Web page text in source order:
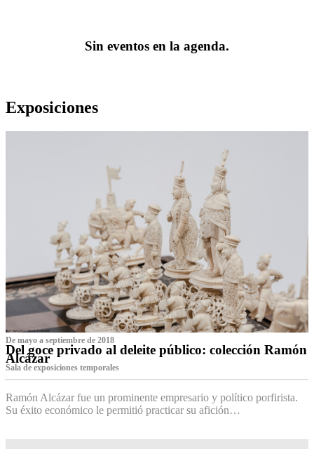
Sin eventos en la agenda.
Exposiciones
De mayo a septiembre de 2018
Del goce privado al deleite público: colección Ramón
Alcázar
Sala de exposiciones temporales
Ramón Alcázar fue un prominente empresario y político porfirista.
Su éxito económico le permitió practicar su afición…